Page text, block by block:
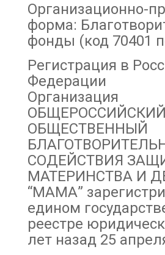
Организационно-
форма:
фонды (код 70401
Регистрация в
Федерации
Организация
ОБЩЕРОССИЙСКИЙ
ОБЩЕСТВЕННЫЙ
СОДЕЙСТВИЯ
МАТЕРИНСТВА И
“МАМА”
едином
реестре
лет назад 25